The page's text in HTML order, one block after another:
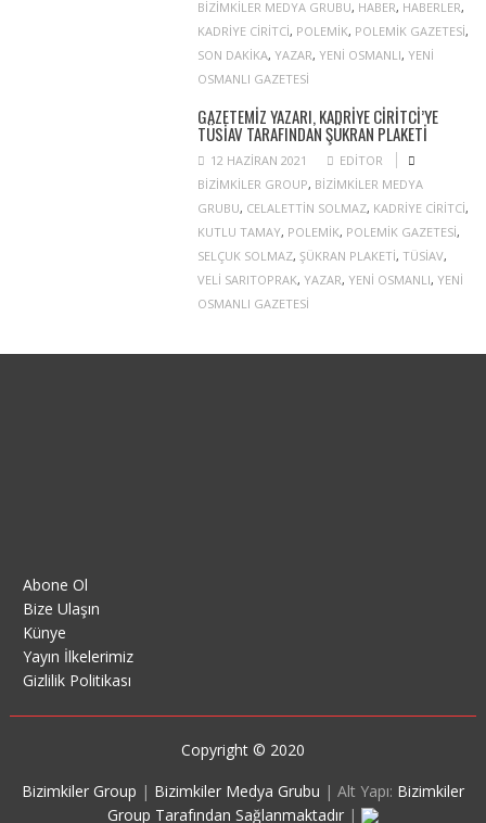
BIZIMKILER MEDYA GRUBU, HABER, HABERLER,
KADRIYE CIRITCI, POLEMIK, POLEMIK GAZETESI,
SON DAKIKA, YAZAR, YENI OSMANLI, YENI
OSMANLI GAZETESI
GAZETEMIZ YAZARI, KADRIYE CIRITCI’YE
TÜSİAV TARAFINDAN ŞÜKRAN PLAKETI
12 HAZIRAN 2021
EDITOR
BIZIMKILER GROUP, BIZIMKILER MEDYA
GRUBU, CELALETTIN SOLMAZ, KADRIYE CIRITCI,
KUTLU TAMAY, POLEMIK, POLEMIK GAZETESI,
SELÇUK SOLMAZ, ŞÜKRAN PLAKETI, TÜSIAV,
VELI SARITOPRAK, YAZAR, YENI OSMANLI, YENI
OSMANLI GAZETESI
Abone Ol
Bize Ulaşın
Künye
Yayın İlkelerimiz
Gizlilik Politikası
Copyright © 2020
Bizimkiler Group | Bizimkiler Medya Grubu | Alt Yapı: Bizimkiler
Group Tarafından Sağlanmaktadır |